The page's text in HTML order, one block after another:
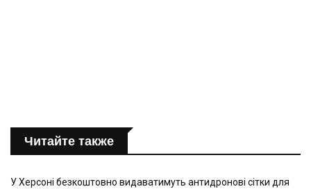
Читайте также
У Херсоні безкоштовно видаватимуть антидронові сітки для